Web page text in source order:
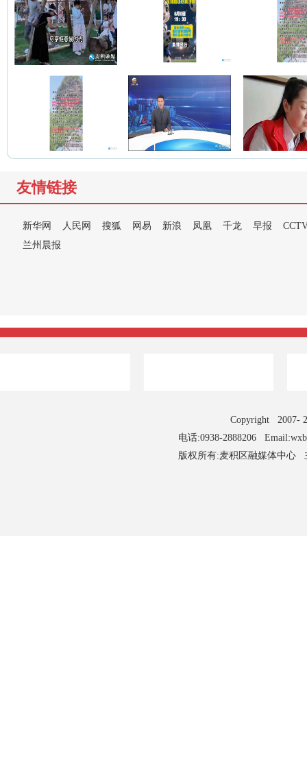
友情链接
新华网 人民网 搜狐 网易 新浪 凤凰 千龙 早报
兰州晨报
Copyright 2007-
电话:0938-2888206
版权所有:麦积区融媒体中心